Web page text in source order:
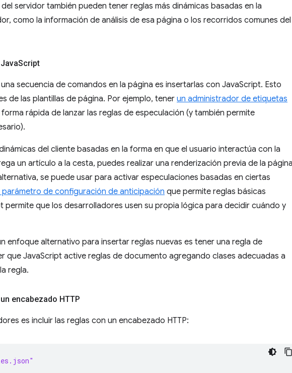
servidor también pueden tener reglas más dinámicas basadas en la
como la información de análisis de esa página o los recorridos comunes del
Script
secuencia de comandos en la página es insertarlas con JavaScript. Esto
de las plantillas de página. Por ejemplo, tener un administrador de etiquetas
rápida de lanzar las reglas de especulación (y también permite
del cliente basadas en la forma en que el usuario interactúa con la
un artículo a la cesta, puedes realizar una renderización previa de la página
se puede usar para activar especulaciones basadas en ciertas
parámetro de configuración de anticipación que permite reglas básicas
permite que los desarrolladores usen su propia lógica para decidir cuándo y
enfoque alternativo para insertar reglas nuevas es tener una regla de
que JavaScript active reglas de documento agregando clases adecuadas a
regla.
encabezado HTTP
es incluir las reglas con un encabezado HTTP: